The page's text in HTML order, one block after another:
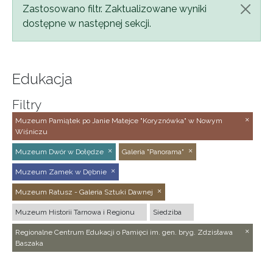
Komunikat
Zastosowano filtr. Zaktualizowane wyniki
dostępne w następnej sekcji.
Edukacja
Filtry
Muzeum Pamiątek po Janie Matejce "Koryznówka" w Nowym
Wiśniczu
Muzeum Dwór w Dołędze Galeria "Panorama"
Muzeum Zamek w Dębnie
Muzeum Ratusz - Galeria Sztuki Dawnej
Muzeum Historii Tarnowa i Regionu Siedziba
Regionalne Centrum Edukacji o Pamięci im. gen. bryg. Zdzisława
Baszaka